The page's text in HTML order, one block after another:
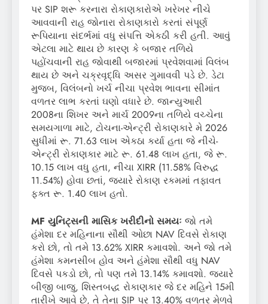
પર SIP શરૂ કરનારા રોકાણકારોએ ખરેખર નીચે
આવવાની રાહ જોનારા રોકાણકારો કરતાં સંપૂર્ણ
રૂપિયાના સંદર્ભમાં વધુ સંપત્તિ એકઠી કરી હતી. આવું
એટલા માટે થાય છે કારણ કે બજાર તળિયે
પહોંચવાની રાહ જોવાથી બજારમાં પ્રવેશવામાં વિલંબ
થાય છે અને ચક્રવૃદ્ધિ અસર ગુમાવવી પડે છે. ડેટા
મુજબ, વિલંબનો ખર્ચ નીચા પ્રવેશ ભાવના સીમાંત
વળતર લાભ કરતાં ઘણો વધારે છે. જાન્યુઆરી
2008ના શિખર અને માર્ચ 2009ના તળિયે વચ્ચેના
સમયગાળા માટે, ટોચના-એન્ટ્રી રોકાણકારે મે 2026
સુધીમાં રૂ. 71.63 લાખ એકઠા કર્યા હતા જે નીચે-
એન્ટ્રી રોકાણકાર માટે રૂ. 61.48 લાખ હતા, જે રૂ.
10.15 લાખ વધુ હતા, નીચા XIRR (11.58% વિરુદ્ધ
11.54%) હોવા છતાં, જ્યારે રોકાણ રકમમાં તફાવત
ફક્ત રૂ. 1.40 લાખ હતો.
MF યુનિટ્સની માસિક ખરીદીનો સમયઃ જો તમે
હંમેશા દર મહિનાના સૌથી ઓછા NAV દિવસે રોકાણ
કરો છો, તો તમે 13.62% XIRR કમાવશો. અને જો તમે
હંમેશા કમનસીબ હોવ અને હંમેશા સૌથી વધુ NAV
દિવસે પકડો છો, તો પણ તમે 13.14% કમાવશો. જ્યારે
બીજી બાજુ, શિસ્તબદ્ધ રોકાણકાર જે દર મહિને 15મી
તારીખે આવે છે, તે તેના SIP પર 13.40% વળતર મેળવે